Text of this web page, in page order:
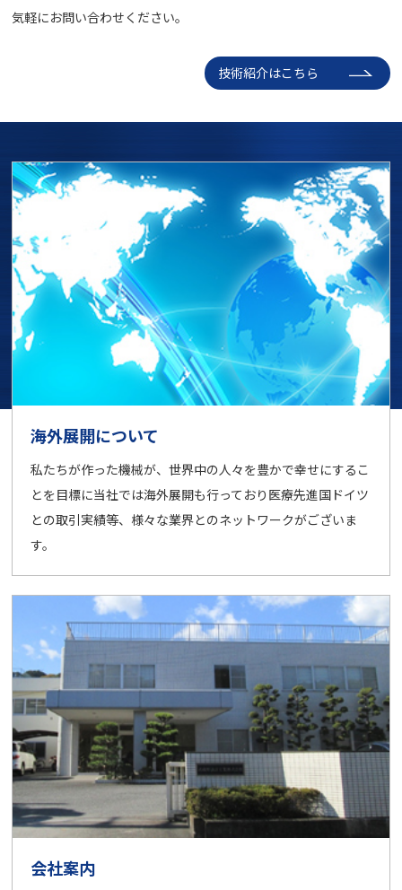
気軽にお問い合わせください。
技術紹介はこちら
海外展開について
私たちが作った機械が、世界中の人々を豊かで幸せにするこ
とを目標に当社では海外展開も行っており医療先進国ドイツ
との取引実績等、様々な業界とのネットワークがございま
す。
会社案内